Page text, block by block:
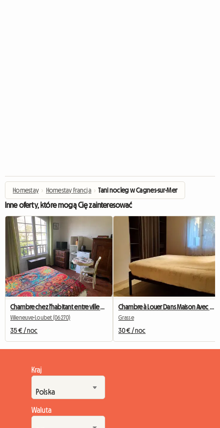
Homestay › Homestay Francja › Tani nocleg w Cagnes-sur-Mer
Inne oferty, które mogą Cię zainteresować
Villeneuve-Loubet (06270)
35 € / noc
Grasse
30 € / noc
Kraj
Waluta